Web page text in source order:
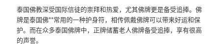
泰国佛教深受国际信徒的崇拜和热爱，尤其佛牌更是备受追捧。佛
牌是泰国佛**常用的一种护身符，相传佩戴佛牌可以带来好运和保
护。而在众多泰国佛牌中，正牌储蓄老人佛牌备受追捧，享有很高
的声誉。